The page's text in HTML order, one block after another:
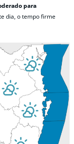
para
dia, o tempo firme